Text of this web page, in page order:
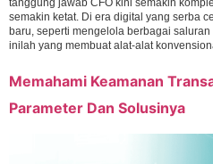
tanggung jawab CFO kini semakin
semakin ketat. Di era digital yang serba
baru, seperti mengelola berbagai
inilah yang membuat alat-alat
Memahami Keamanan
Parameter Dan Solusinya